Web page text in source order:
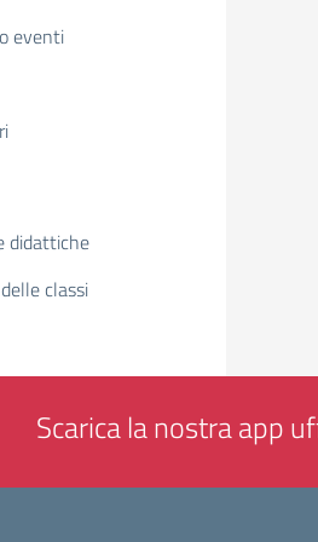
eventi
didattiche
classi
Scarica la nostra app